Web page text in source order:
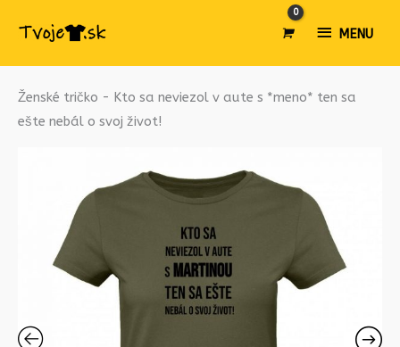
MENU
MENU
Ženské tričko - Kto sa neviezol v aute s *meno* ten sa
ešte nebál o svoj život!
množstvo
Ženské
neviezol
*meno*